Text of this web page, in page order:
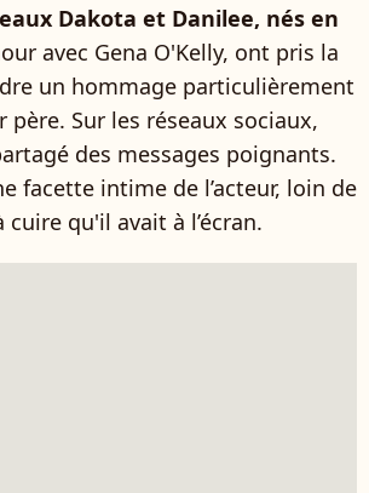
Dakota et Danilee, nés en
avec Gena O'Kelly, ont pris la
un hommage particulièrement
père. Sur les réseaux sociaux,
des messages poignants.
facette intime de l’acteur, loin de
qu'il avait à l’écran.